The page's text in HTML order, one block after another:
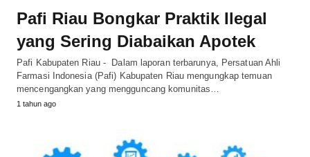
Pafi Riau Bongkar Praktik Ilegal
yang Sering Diabaikan Apotek
Pafi Kabupaten Riau - Dalam laporan terbarunya, Persatuan Ahli
Farmasi Indonesia (Pafi) Kabupaten Riau mengungkap temuan
mencengangkan yang mengguncang komunitas…
1 tahun ago